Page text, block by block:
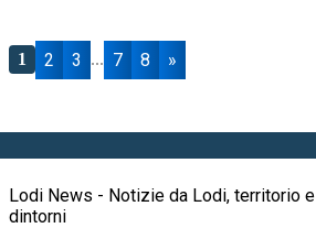
1 2 3 ... 7 8 »
Lodi News - Notizie da Lodi, territorio e
dintorni